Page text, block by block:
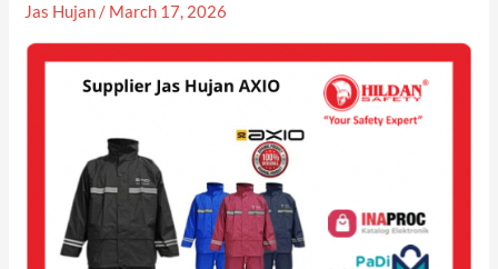
Jas Hujan/ March 17, 2026